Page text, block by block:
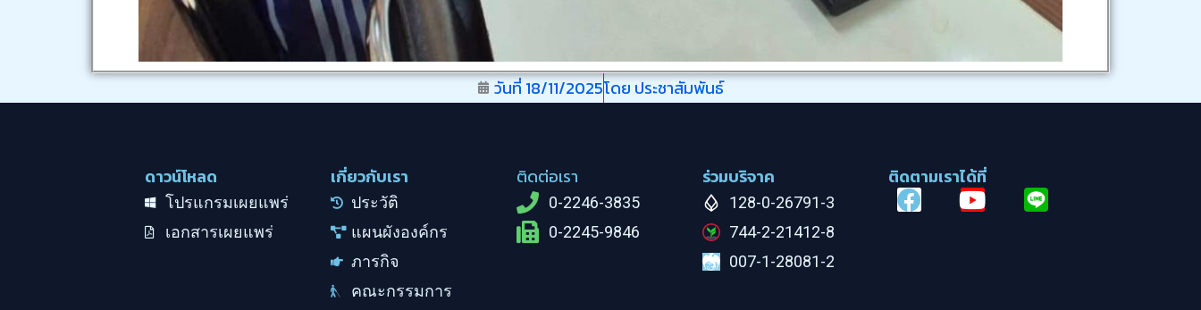
วันที่ 18/11/2025โดย ประชาสัมพันธ์
ดาวน์โหลด
โปรแกรมเผยแพร่
เอกสารเผยแพร่
เกี่ยวกับเรา
ประวัติ
แผนผังองค์กร
ภารกิจ
คณะกรรมการ
ติดต่อเรา
0-2246-3835
0-2245-9846
ร่วมบริจาค
128-0-26791-3
744-2-21412-8
007-1-28081-2
ติดตามเราได้ที่
F
a
Y
o
L
i